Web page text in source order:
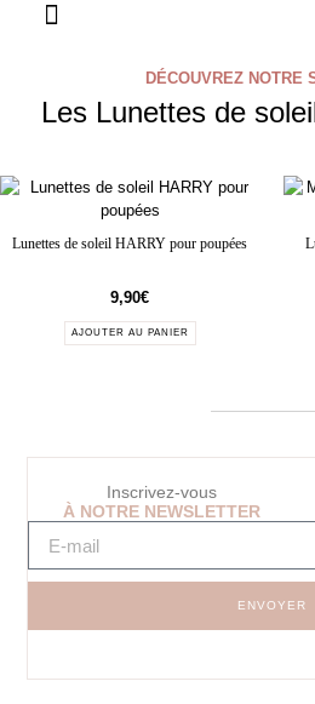
DÉCOUVREZ NOTRE
Les Lunettes de
Lunettes de soleil HARRY pour poupées
9,90€
AJOUTER AU PANIER
Inscrivez-vous
À NOTRE NEWSLETTER
ENVOYER